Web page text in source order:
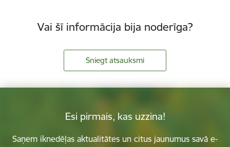
Vai šī informācija bija noderīga?
Sniegt atsauksmi
Esi pirmais, kas uzzina!
Saņem iknedēļas aktualitātes un citus jaunumus savā e-